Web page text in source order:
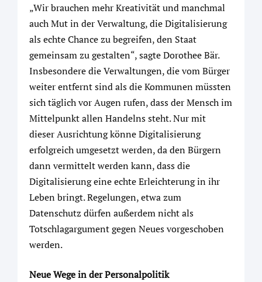
„Wir brauchen mehr Kreativität und manchmal
auch Mut in der Verwaltung, die Digitalisierung
als echte Chance zu begreifen, den Staat
gemeinsam zu gestalten“, sagte Dorothee Bär.
Insbesondere die Verwaltungen, die vom Bürger
weiter entfernt sind als die Kommunen müssten
sich täglich vor Augen rufen, dass der Mensch im
Mittelpunkt allen Handelns steht. Nur mit
dieser Ausrichtung könne Digitalisierung
erfolgreich umgesetzt werden, da den Bürgern
dann vermittelt werden kann, dass die
Digitalisierung eine echte Erleichterung in ihr
Leben bringt. Regelungen, etwa zum
Datenschutz dürfen außerdem nicht als
Totschlagargument gegen Neues vorgeschoben
werden.
Neue Wege in der Personalpolitik